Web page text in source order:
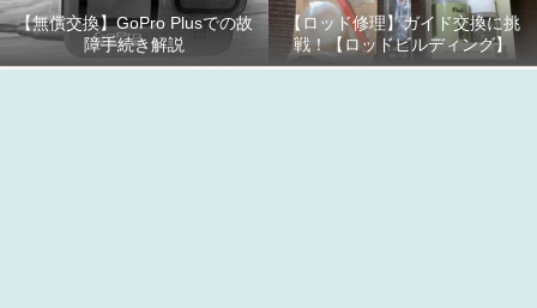
【無償交換】GoPro Plusでの故
障手続き解説
【ロッド修理】ガイド交換に挑
戦！【ロッドビルディング】